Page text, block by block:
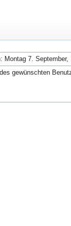
Montag 7. September,
gewünschten